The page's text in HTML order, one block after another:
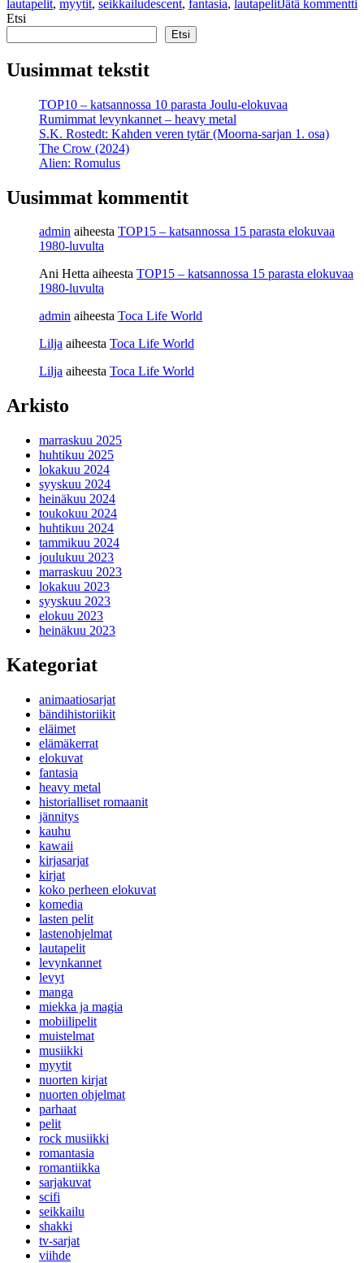
lautapelit, myytit, seikkailudescent, fantasia, lautapelitJätä kommentti
Etsi
Etsi
Uusimmat tekstit
TOP10 – katsannossa 10 parasta Joulu-elokuvaa
Rumimmat levynkannet – heavy metal
S.K. Rostedt: Kahden veren tytär (Moorna-sarjan 1. osa)
The Crow (2024)
Alien: Romulus
Uusimmat kommentit
admin aiheesta TOP15 – katsannossa 15 parasta elokuvaa
1980-luvulta
Ani Hetta aiheesta TOP15 – katsannossa 15 parasta elokuvaa
1980-luvulta
admin aiheesta Toca Life World
Lilja aiheesta Toca Life World
Lilja aiheesta Toca Life World
Arkisto
marraskuu 2025
huhtikuu 2025
lokakuu 2024
syyskuu 2024
heinäkuu 2024
toukokuu 2024
huhtikuu 2024
tammikuu 2024
joulukuu 2023
marraskuu 2023
lokakuu 2023
syyskuu 2023
elokuu 2023
heinäkuu 2023
Kategoriat
animaatiosarjat
bändihistoriikit
eläimet
elämäkerrat
elokuvat
fantasia
heavy metal
historialliset romaanit
jännitys
kauhu
kawaii
kirjasarjat
kirjat
koko perheen elokuvat
komedia
lasten pelit
lastenohjelmat
lautapelit
levynkannet
levyt
manga
miekka ja magia
mobiilipelit
muistelmat
musiikki
myytit
nuorten kirjat
nuorten ohjelmat
parhaat
pelit
rock musiikki
romantasia
romantiikka
sarjakuvat
scifi
seikkailu
shakki
tv-sarjat
viihde